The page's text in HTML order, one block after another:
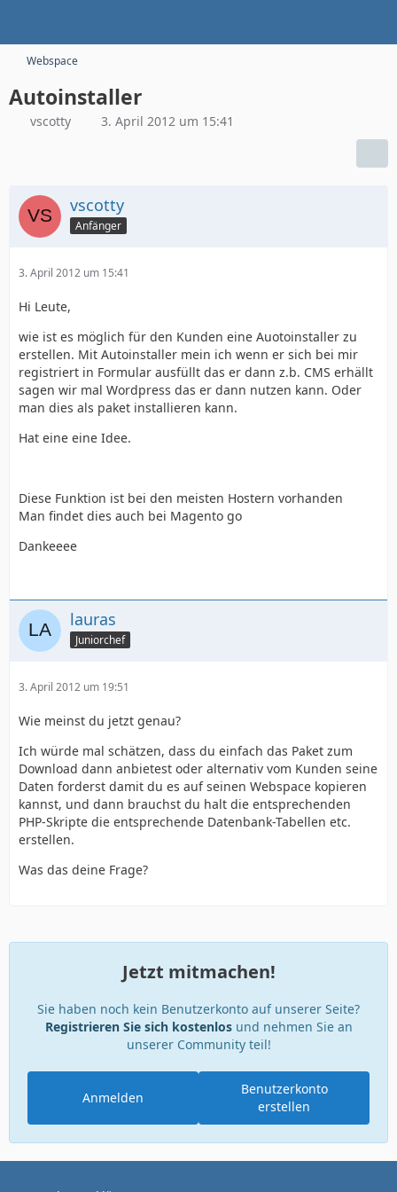
Webspace
Autoinstaller
vscotty 3. April 2012 um 15:41
vscotty
Anfänger
3. April 2012 um 15:41
Hi Leute,
wie ist es möglich für den Kunden eine Auotoinstaller zu
erstellen. Mit Autoinstaller mein ich wenn er sich bei mir
registriert in Formular ausfüllt das er dann z.b. CMS erhällt
sagen wir mal Wordpress das er dann nutzen kann. Oder
man dies als paket installieren kann.
Hat eine eine Idee.
Diese Funktion ist bei den meisten Hostern vorhanden
Man findet dies auch bei Magento go
Dankeeee
lauras
Juniorchef
3. April 2012 um 19:51
Wie meinst du jetzt genau?
Ich würde mal schätzen, dass du einfach das Paket zum
Download dann anbietest oder alternativ vom Kunden seine
Daten forderst damit du es auf seinen Webspace kopieren
kannst, und dann brauchst du halt die entsprechenden
PHP-Skripte die entsprechende Datenbank-Tabellen etc.
erstellen.
Was das deine Frage?
Jetzt mitmachen!
Sie haben noch kein Benutzerkonto auf unserer Seite?
Registrieren Sie sich kostenlosund nehmen Sie an
unserer Community teil!
Benutzerkonto
erstellen
Anmelden